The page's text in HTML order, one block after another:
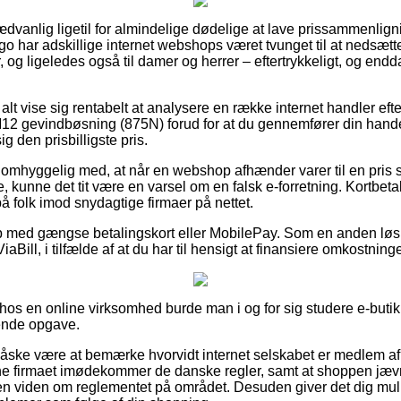
ligetil for almindelige dødelige at lave
har adskillige internet webshops været tvunget til at
og ligeledes også til damer og herrer – eftertrykkeligt, og
vise sig rentabelt at analysere en række internet handler
gevindbøsning (875N) forud for at du gennemfører din
den prisbilligste pris.
med, at når en webshop afhænder varer til en pris
kunne det tit være en varsel om en falsk e-forretning.
folk imod snydagtige firmaer på nettet.
med gængse betalingskort eller MobilePay. Som en anden
i tilfælde af at du har til hensigt at finansiere
en online virksomhed burde man i og for sig studere e-
opgave.
være at bemærke hvorvidt internet selskabet er medlem
firmaet imødekommer de danske regler, samt at shoppen
viden om reglementet på området. Desuden giver det dig